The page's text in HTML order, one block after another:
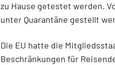
zu Hause getestet werden.
unter Quarantäne gestellt
Die EU hatte die
Beschränkungen für